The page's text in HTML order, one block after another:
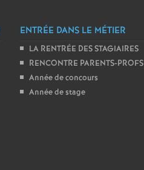
ENTRÉE DANS LE MÉTIER
LA RENTRÉE DES STAGIAIRES
RENCONTRE PARENTS-PROFS
Année de concours
Année de stage